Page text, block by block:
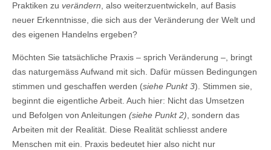
Praktiken zu verändern , also weiterzuentwickeln, auf Basis
neuer Erkenntnisse, die sich aus der Veränderung der Welt und
des eigenen Handelns ergeben?
Möchten Sie tatsächliche Praxis – sprich Veränderung –, bringt
das naturgemäss Aufwand mit sich. Dafür müssen Bedingungen
stimmen und geschaffen werden (siehe Punkt 3). Stimmen sie,
beginnt die eigentliche Arbeit. Auch hier: Nicht das Umsetzen
und Befolgen von Anleitungen (siehe Punkt 2) , sondern das
Arbeiten mit der Realität. Diese Realität schliesst andere
Menschen mit ein. Praxis bedeutet hier also nicht nur